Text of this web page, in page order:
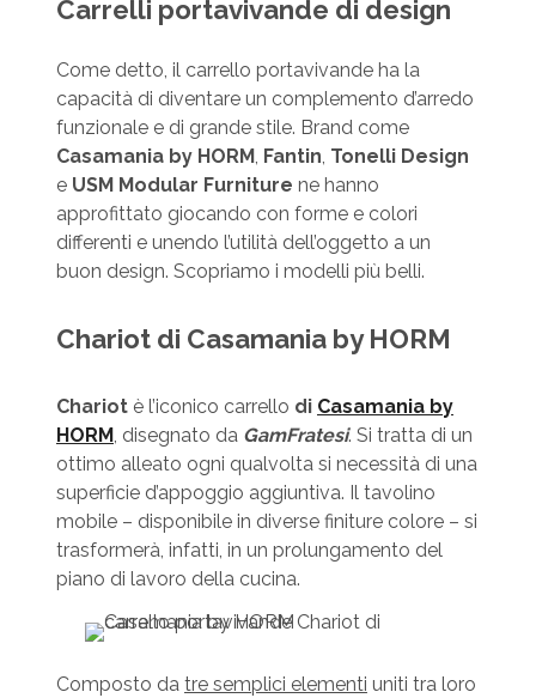
Carrelli portavivande di design
Come detto, il carrello portavivande ha la
capacità di diventare un complemento d’arredo
funzionale e di grande stile. Brand come
Casamania by HORM, Fantin, Tonelli Design
eUSM Modular Furniture ne hanno
approfittato giocando con forme e colori
differenti e unendo l’utilità dell’oggetto a un
buon design. Scopriamo i modelli più belli.
Chariot di Casamania by HORM
Chariotè l’iconico carrello di Casamania by
HORM, disegnato da GamFratesi. Si tratta di un
ottimo alleato ogni qualvolta si necessità di una
superficie d’appoggio aggiuntiva. Il tavolino
mobile – disponibile in diverse finiture colore – si
trasformerà, infatti, in un prolungamento del
piano di lavoro della cucina.
Composto da tre semplici elementi uniti tra loro